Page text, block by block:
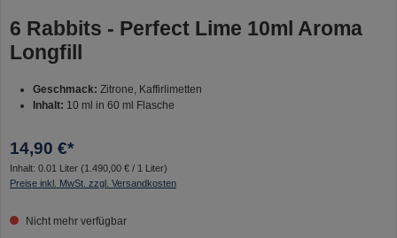
6 Rabbits - Perfect Lime 10ml Aroma
Longfill
Geschmack: Zitrone, Kaffirlimetten
Inhalt: 10 ml in 60 ml Flasche
14,90 €*
Inhalt: 0.01 Liter (1.490,00 € / 1 Liter)
Preise inkl. MwSt. zzgl. Versandkosten
Nicht mehr verfügbar